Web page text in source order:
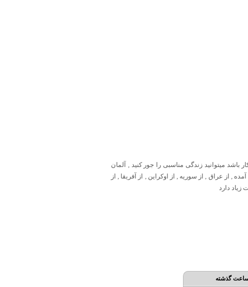
باشد میتوانید زندگی مناسبی را جور کنید , آلمان
, از عراق , از سوریه , از اوکراین , از آفریقا , از
دارد